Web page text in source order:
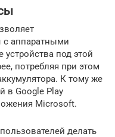
с аппаратными
под этой
потребляя при этом
К тому же
в Google Play
Microsoft.
делать